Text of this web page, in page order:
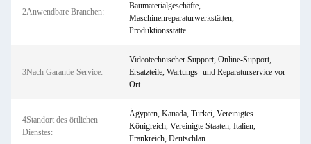
2Anwendbare Branchen:
Baumaterialgeschäfte,
Maschinenreparaturwerkstätten,
Produktionsstätte
3Nach Garantie-Service:
Videotechnischer Support, Online-Support,
Ersatzteile, Wartungs- und Reparaturservice vor
Ort
4Standort des örtlichen
Dienstes:
Ägypten, Kanada, Türkei, Vereinigtes
Königreich, Vereinigte Staaten, Italien,
Frankreich, Deutschlan